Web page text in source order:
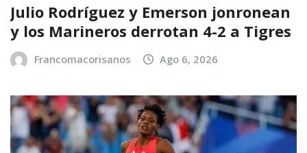
Julio Rodríguez y Emerson jonronean
y los Marineros derrotan 4-2 a Tigres
Francomacorisanos Ago 6, 2026